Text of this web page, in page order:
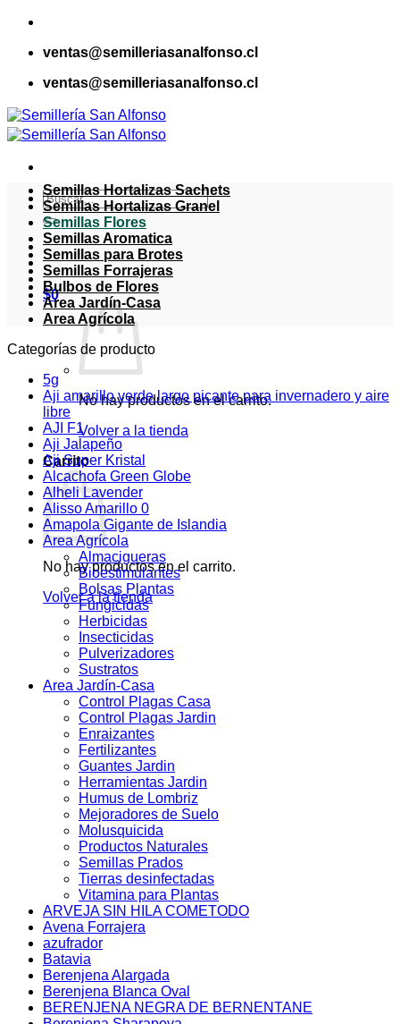
Saltar
contenidoventas@semilleriasanalfonso.cl
ventas@semilleriasanalfonso.cl
Buscar
por:
$0
No hay productos en el carrito.
Volver a la tienda
Carrito
No hay productos en el carrito.
Volver a la tienda
Semillas Hortalizas Sachets
Semillas Hortalizas Granel
Semillas Flores
Semillas Aromatica
Semillas para Brotes
Semillas Forrajeras
Bulbos de Flores
Area Jardín-Casa
Area Agrícola
Categorías de producto
5g
Aji amarillo verde largo picante para invernadero y aire
libre
AJI F1
Aji Jalapeño
Aji Super Kristal
Alcachofa Green Globe
Alheli Lavender
Alisso Amarillo 0
Amapola Gigante de Islandia
Area Agrícola
Almacigueras
Bioestimulantes
Bolsas Plantas
Fungicidas
Herbicidas
Insecticidas
Pulverizadores
Sustratos
Area Jardín-Casa
Control Plagas Casa
Control Plagas Jardin
Enraizantes
Fertilizantes
Guantes Jardin
Herramientas Jardin
Humus de Lombriz
Mejoradores de Suelo
Molusquicida
Productos Naturales
Semillas Prados
Tierras desinfectadas
Vitamina para Plantas
ARVEJA SIN HILA COMETODO
Avena Forrajera
azufrador
Batavia
Berenjena Alargada
Berenjena Blanca Oval
BERENJENA NEGRA DE BERNENTANE